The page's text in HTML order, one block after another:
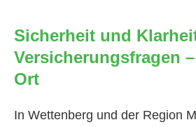
Sicherheit und
Versicherungsfragen
Ort
In Wettenberg und der Region